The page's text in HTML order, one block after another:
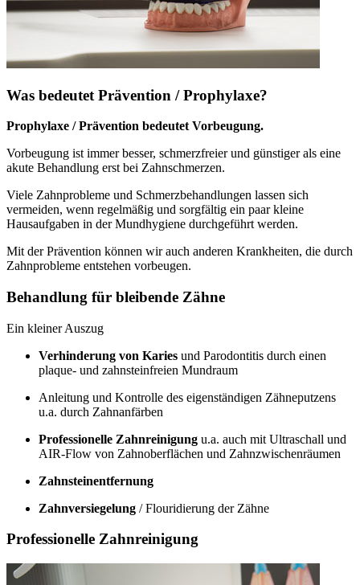
Was bedeutet Prävention / Prophylaxe?
Prophylaxe / Prävention bedeutet Vorbeugung.
Vorbeugung ist immer besser, schmerzfreier und günstiger als eine
akute Behandlung erst bei Zahnschmerzen.
Viele Zahnprobleme und Schmerzbehandlungen lassen sich
vermeiden, wenn regelmäßig und sorgfältig ein paar kleine
Hausaufgaben in der Mundhygiene durchgeführt werden.
Mit der Prävention können wir auch anderen Krankheiten, die durch
Zahnprobleme entstehen vorbeugen.
Behandlung für bleibende Zähne
Ein kleiner Auszug
Verhinderung von Karies und Parodontitis durch einen
plaque- und zahnsteinfreien Mundraum
Anleitung und Kontrolle des eigenständigen Zähneputzens
u.a. durch Zahnanfärben
Professionelle Zahnreinigung u.a. auch mit Ultraschall und
AIR-Flow von Zahnoberflächen und Zahnzwischenräumen
Zahnsteinentfernung
Zahnversiegelung / Flouridierung der Zähne
Professionelle Zahnreinigung